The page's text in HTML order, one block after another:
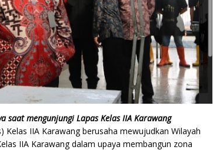
saat mengunjungi Lapas Kelas IIA Karawang
IIA Karawang berusaha mewujudkan Wilayah
IIA Karawang dalam upaya membangun zona